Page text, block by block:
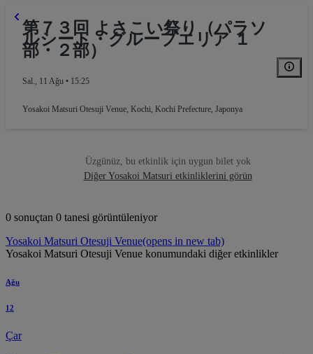
第７３回 よさこい祭り（パラソ
ルシート・グループエリア １
部・２部）
Sal., 11 Ağu • 15:25
Yosakoi Matsuri Otesuji Venue, Kochi, Kochi Prefecture, Japonya
Üzgünüz, bu etkinlik için uygun bilet yok
Diğer Yosakoi Matsuri etkinliklerini görün
0 sonuçtan 0 tanesi görüntüleniyor
Yosakoi Matsuri Otesuji Venue(opens in new tab)
Yosakoi Matsuri Otesuji Venue konumundaki diğer etkinlikler
Ağu
12
Çar